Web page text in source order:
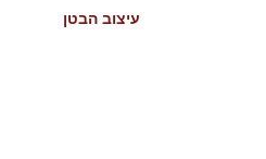
עיצוב הבטן